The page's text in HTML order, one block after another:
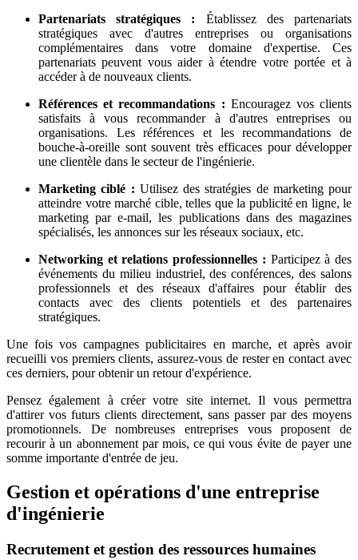
Partenariats stratégiques : Établissez des partenariats
stratégiques avec d'autres entreprises ou organisations
complémentaires dans votre domaine d'expertise. Ces
partenariats peuvent vous aider à étendre votre portée et à
accéder à de nouveaux clients.
Références et recommandations : Encouragez vos clients
satisfaits à vous recommander à d'autres entreprises ou
organisations. Les références et les recommandations de
bouche-à-oreille sont souvent très efficaces pour développer
une clientèle dans le secteur de l'ingénierie.
Marketing ciblé : Utilisez des stratégies de marketing pour
atteindre votre marché cible, telles que la publicité en ligne, le
marketing par e-mail, les publications dans des magazines
spécialisés, les annonces sur les réseaux sociaux, etc.
Networking et relations professionnelles : Participez à des
événements du milieu industriel, des conférences, des salons
professionnels et des réseaux d'affaires pour établir des
contacts avec des clients potentiels et des partenaires
stratégiques.
Une fois vos campagnes publicitaires en marche, et après avoir
recueilli vos premiers clients, assurez-vous de rester en contact avec
ces derniers, pour obtenir un retour d'expérience.
Pensez également à créer votre site internet. Il vous permettra
d'attirer vos futurs clients directement, sans passer par des moyens
promotionnels. De nombreuses entreprises vous proposent de
recourir à un abonnement par mois, ce qui vous évite de payer une
somme importante d'entrée de jeu.
Gestion et opérations d'une entreprise
d'ingénierie
Recrutement et gestion des ressources humaines